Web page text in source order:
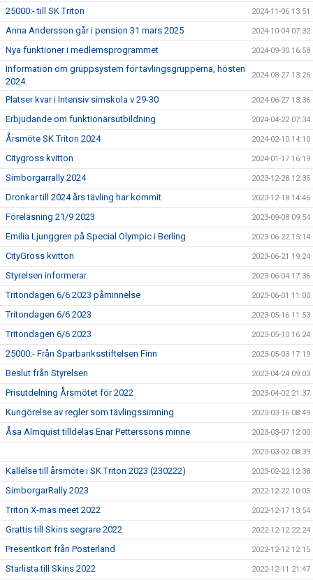
25000:- till SK Triton 2024-11-06 13:51
Anna Andersson går i pension 31 mars 2025 2024-10-04 07:32
Nya funktioner i medlemsprogrammet 2024-09-30 16:58
Information om gruppsystem för tävlingsgrupperna, hösten
2024.
2024-08-27 13:26
Platser kvar i Intensiv simskola v 29-30 2024-06-27 13:36
Erbjudande om funktionärsutbildning 2024-04-22 07:34
Årsmöte SK Triton 2024 2024-02-10 14:10
Citygross kvitton 2024-01-17 16:19
Simborgarrally 2024 2023-12-28 12:35
Dronkar till 2024 års tävling har kommit 2023-12-18 14:46
Föreläsning 21/9 2023 2023-09-08 09:54
Emilia Ljunggren på Special Olympic i Berling 2023-06-22 15:14
CityGross kvitton 2023-06-21 19:24
Styrelsen informerar 2023-06-04 17:36
Tritondagen 6/6 2023 påminnelse 2023-06-01 11:00
Tritondagen 6/6 2023 2023-05-16 11:53
Tritondagen 6/6 2023 2023-05-10 16:24
25000:- Från Sparbanksstiftelsen Finn 2023-05-03 17:19
Beslut från Styrelsen 2023-04-24 09:03
Prisutdelning Årsmötet för 2022 2023-04-02 21:37
Kungörelse av regler som tävlingssimning 2023-03-16 08:49
Åsa Almquist tilldelas Enar Petterssons minne 2023-03-07 12:00
2023-03-02 08:39
Kallelse till årsmöte i SK Triton 2023 (230222) 2023-02-22 12:38
SimborgarRally 2023 2022-12-22 10:05
Triton X-mas meet 2022 2022-12-17 13:54
Grattis till Skins segrare 2022 2022-12-12 22:24
Presentkort från Posterland 2022-12-12 12:15
Starlista till Skins 2022 2022-12-11 21:47